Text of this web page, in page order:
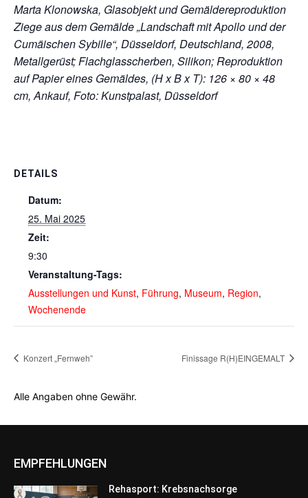
Marta Klonowska, Glasobjekt und Gemäldereproduktion
Ziege aus dem Gemälde „Landschaft mit Apollo und der
Cumäischen Sybille“, Düsseldorf, Deutschland, 2008,
Metallgerüst; Flachglasscherben, Silikon; Reproduktion
auf Papier eines Gemäldes, (H x B x T): 126 × 80 × 48
cm, Ankauf, Foto: Kunstpalast, Düsseldorf
DETAILS
Datum:
25. Mai 2025
Zeit:
9:30
Veranstaltung-Tags:
Ausstellungen und Kunst, Führung, Museum, Region,
Wochenende
Konzert „Fernweh” Finissage R(H)EINGEMALT
Alle Angaben ohne Gewähr.
EMPFEHLUNGEN
Rehasport: Krebsnachsorge